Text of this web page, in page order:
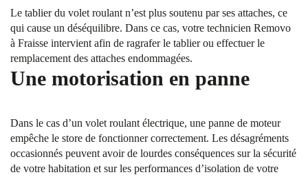
Le tablier du volet roulant n’est plus soutenu par ses attaches, ce
qui cause un déséquilibre. Dans ce cas, votre technicien Removo
à Fraisse intervient afin de ragrafer le tablier ou effectuer le
remplacement des attaches endommagées.
Une motorisation en panne
Dans le cas d’un volet roulant électrique, une panne de moteur
empêche le store de fonctionner correctement. Les désagréments
occasionnés peuvent avoir de lourdes conséquences sur la sécurité
de votre habitation et sur les performances d’isolation de votre